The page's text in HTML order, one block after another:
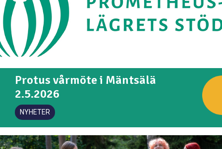
Protus vårmöte i Mäntsälä
2.5.2026
NYHETER